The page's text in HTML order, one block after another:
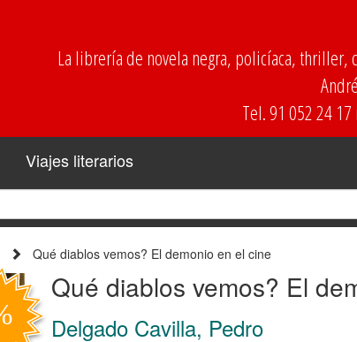
La librería de novela negra, policíaca, thriller,
Tel. 91 052 24
Viajes literarios
Qué diablos vemos? El demonio en el cine
Qué diablos vemos? El
Delgado Cavilla, Pedro